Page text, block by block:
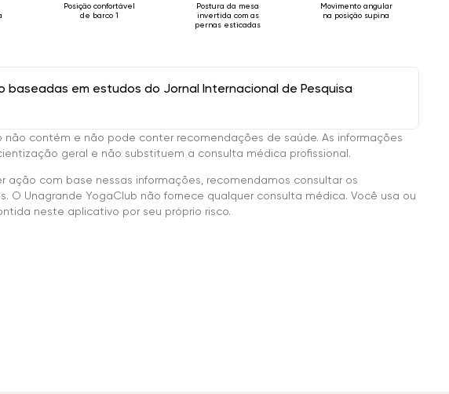
Posição confortável
de barco 1
Postura da mesa
invertida com as
pernas esticadas
Movimento angular
na posição supina
baseadas em estudos do Jornal Internacional de Pesquisa
não contém e não pode conter recomendações de saúde. As informações
geral e não substituem a consulta médica profissional.
ação com base nessas informações, recomendamos consultar os
O Unagrande YogaClub não fornece qualquer consulta médica. Você usa ou
neste aplicativo por seu próprio risco.